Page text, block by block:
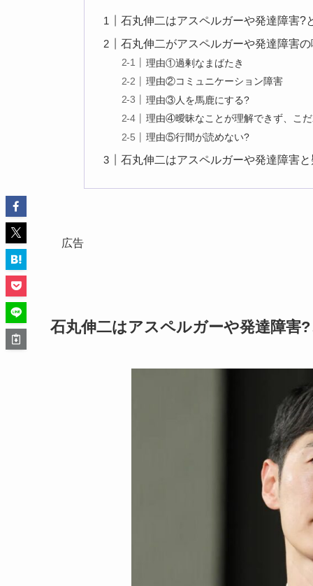
石丸伸二はアスペルガーや発達障害?
石丸伸二がアスペルガーや発達障害
理由①過剰なまばたき
理由②コミュニケーション障害
理由③人を馬鹿にする?
理由④曖昧なことが理解できず、こ
理由⑤行間が読めない?
石丸伸二はアスペルガーや発達障害
広告
石丸伸二はアスペルガーや発達障害